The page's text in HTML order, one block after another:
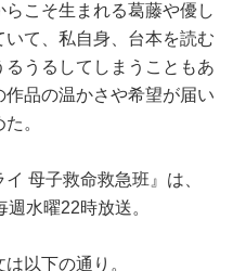
こそ生まれる葛藤や優し
て、私自身、台本を読む
うるしてしまうこともあ
品の温かさや希望が届い
。
母子救命救急班』は、
水曜22時放送。
以下の通り。